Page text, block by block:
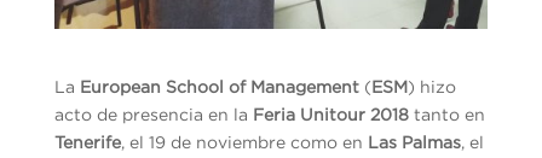
La European School of Management (ESM) hizo
acto de presencia en la Feria Unitour 2018tanto en
Tenerife, el 19 de noviembre como en Las Palmas, el